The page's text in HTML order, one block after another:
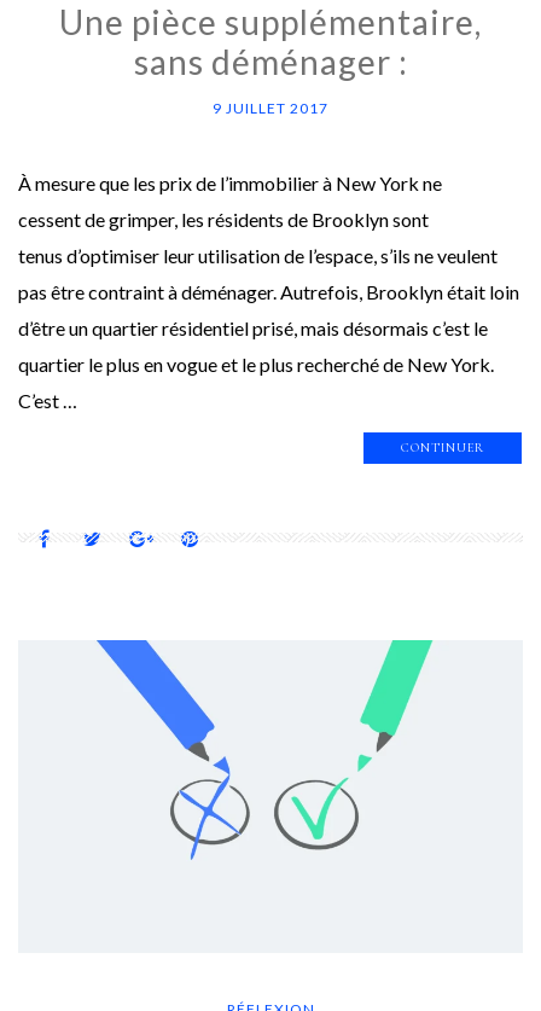
Une pièce supplémentaire,
sans déménager :
9 JUILLET 2017
À mesure que les prix de l’immobilier à New York ne
cessent de grimper, les résidents de Brooklyn sont
tenus d’optimiser leur utilisation de l’espace, s’ils ne veulent
pas être contraint à déménager. Autrefois, Brooklyn était loin
d’être un quartier résidentiel prisé, mais désormais c’est le
quartier le plus en vogue et le plus recherché de New York.
C’est …
CONTINUER